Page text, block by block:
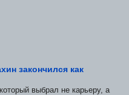
закончился как
выбрал не карьеру, а